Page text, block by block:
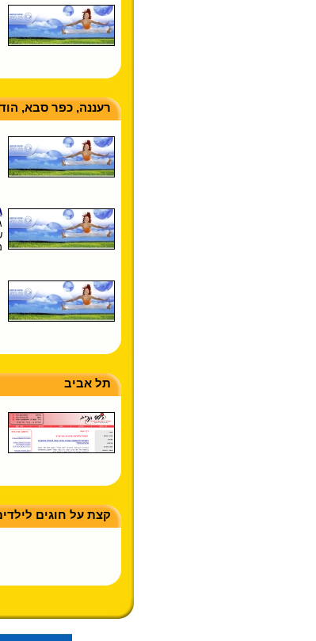
רעננה, כפר סבא,
תל אביב
קצת על חוגים